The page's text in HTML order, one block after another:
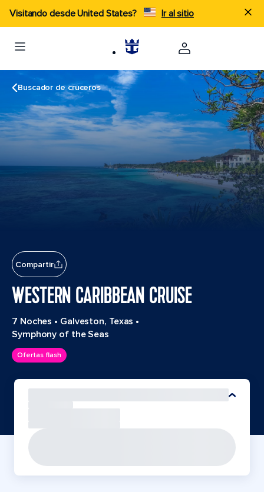
Visitando desde United States? Ir al sitio
Buscador de cruceros
Compartir
WESTERN CARIBBEAN CRUISE
7 Noches • Galveston, Texas •
Symphony of the Seas
Ofertas flash